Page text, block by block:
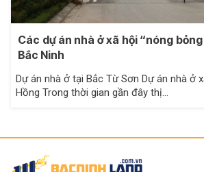
Các dự án nhà ở xã hội “nóng
Bắc Ninh
Dự án nhà ở tại Bắc Từ Sơn Dự án nhà ở
Hồng Trong thời gian gần đây thị…